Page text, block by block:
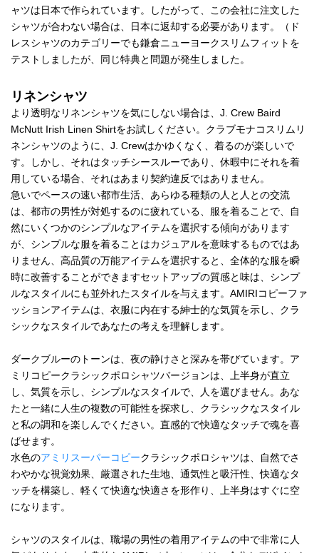
ャツは日本で作られています。したがって、この会社に注文した
シャツが合わない場合は、日本に返却する必要があります。（ド
レスシャツのカテゴリーでも鎌倉ニューヨークスリムフィットを
テストしましたが、同じ特典と問題が発生しました。
リネンシャツ
より透明なリネンシャツを気にしない場合は、J. Crew Baird
McNutt Irish Linen Shirtをお試しください。クラブモナコスリムリ
ネンシャツのように、J. Crewはかゆくなく、着るのが楽しいで
す。しかし、それはタッチシースルーであり、休暇中にそれを着
用している場合、それはあまり契約違反ではありません。
急いでペースの速い都市生活、あらゆる種類の人と人との交流
は、都市の男性が対処するのに疲れている、服を着ることで、自
然にいくつかのシンプルなアイテムを選択する傾向があります
が、シンプルな服を着ることはカジュアルを意味するものではあ
りません、高品質の万能アイテムを選択すると、全体的な服を瞬
時に改善することができますセットアップの質感と味は、シンプ
ルなスタイルにも並外れたスタイルを与えます。AMIRIコピーファ
ッションアイテムは、衣服に内在する紳士的な気質を示し、クラ
シックなスタイルであなたの考えを理解します。
ダークブルーのトーンは、夜の静けさと深みを帯びています。ア
ミリコピークラシックポロシャツバージョンは、上半身が直立
し、気質を示し、シンプルなスタイルで、人を選びません。あな
たと一緒に人生の複数の可能性を探求し、クラシックなスタイル
と私の調和を楽しんでください。直感的で快適なタッチで魂を喜
ばせます。
水色のアミリスーパーコピークラシックポロシャツは、自然でさ
わやかな視覚効果、厳選された生地、通気性と吸汗性、快適なタ
ッチを構築し、軽くて快適な快適さを形作り、上半身はすぐに空
になります。
シャツのスタイルは、職場の男性の着用アイテムの中で非常に人